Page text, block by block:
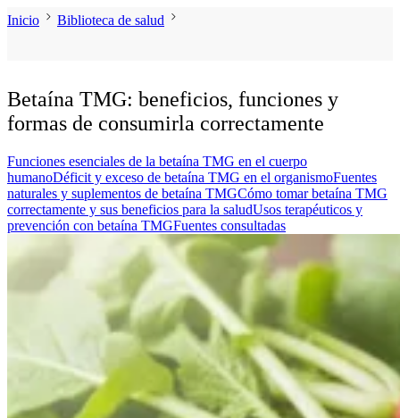
Inicio Biblioteca de salud
Betaína TMG: beneficios, funciones y
formas de consumirla correctamente
Funciones esenciales de la betaína TMG en el cuerpo
humanoDéficit y exceso de betaína TMG en el organismoFuentes
naturales y suplementos de betaína TMGCómo tomar betaína TMG
correctamente y sus beneficios para la saludUsos terapéuticos y
prevención con betaína TMGFuentes consultadas